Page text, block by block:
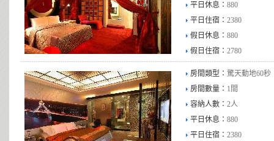
平日休息： 880
平日住宿： 2380
假日休息： 880
假日住宿： 2780
房間類型： 驚天動地60秒
房間數量： 1間
容納人數： 2人
平日休息： 880
平日住宿： 2380